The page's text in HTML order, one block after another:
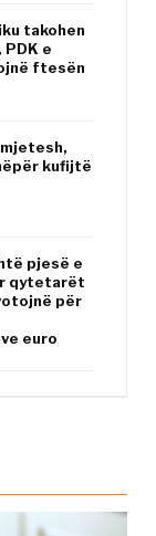
takohen
e
ftesën
kufijtë
pjesë e
qytetarët
për
euro